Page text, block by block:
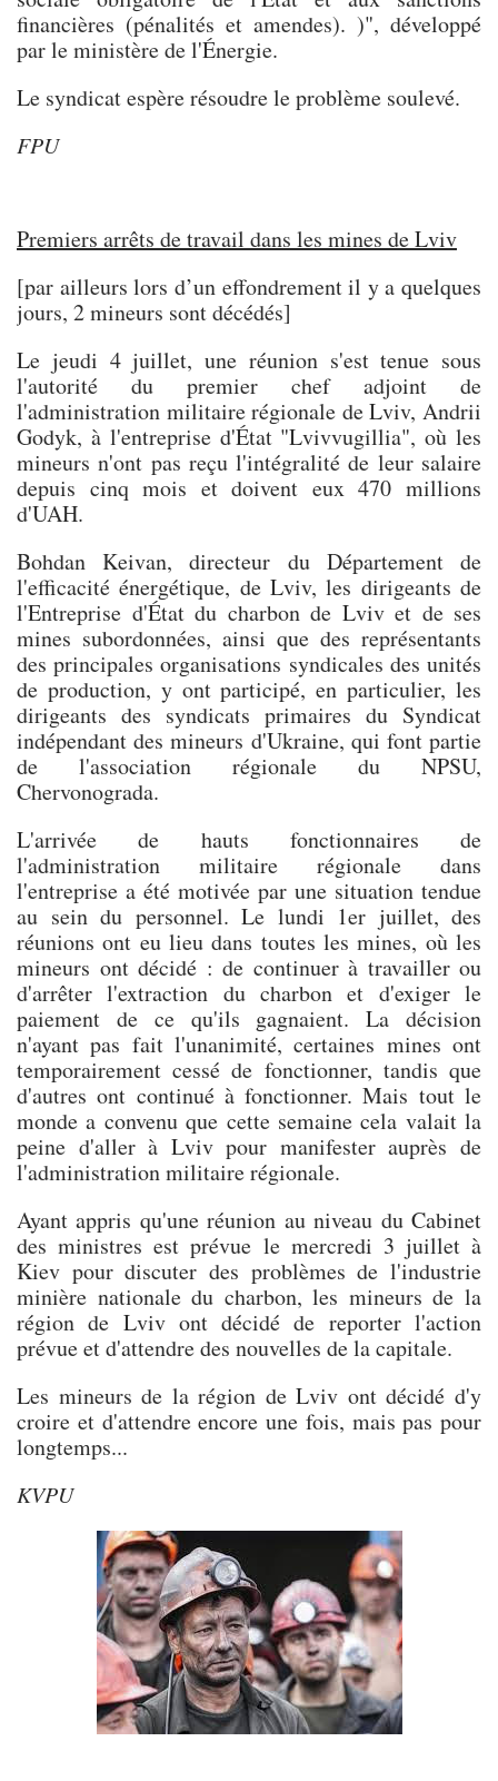
financières (pénalités et amendes). )", développé
par le ministère de l'Énergie.
Le syndicat espère résoudre le problème soulevé.
FPU
Premiers arrêts de travail dans les mines de Lviv
[par ailleurs lors d’un effondrement il y a quelques
jours, 2 mineurs sont décédés]
Le jeudi 4 juillet, une réunion s'est tenue sous
l'autorité du premier chef adjoint de
l'administration militaire régionale de Lviv, Andrii
Godyk, à l'entreprise d'État "Lvivvugillia", où les
mineurs n'ont pas reçu l'intégralité de leur salaire
depuis cinq mois et doivent eux 470 millions
d'UAH.
Bohdan Keivan, directeur du Département de
l'efficacité énergétique, de Lviv, les dirigeants de
l'Entreprise d'État du charbon de Lviv et de ses
mines subordonnées, ainsi que des représentants
des principales organisations syndicales des unités
de production, y ont participé, en particulier, les
dirigeants des syndicats primaires du Syndicat
indépendant des mineurs d'Ukraine, qui font partie
de l'association régionale du NPSU,
Chervonograda.
L'arrivée de hauts fonctionnaires de
l'administration militaire régionale dans
l'entreprise a été motivée par une situation tendue
au sein du personnel. Le lundi 1er juillet, des
réunions ont eu lieu dans toutes les mines, où les
mineurs ont décidé : de continuer à travailler ou
d'arrêter l'extraction du charbon et d'exiger le
paiement de ce qu'ils gagnaient. La décision
n'ayant pas fait l'unanimité, certaines mines ont
temporairement cessé de fonctionner, tandis que
d'autres ont continué à fonctionner. Mais tout le
monde a convenu que cette semaine cela valait la
peine d'aller à Lviv pour manifester auprès de
l'administration militaire régionale.
Ayant appris qu'une réunion au niveau du Cabinet
des ministres est prévue le mercredi 3 juillet à
Kiev pour discuter des problèmes de l'industrie
minière nationale du charbon, les mineurs de la
région de Lviv ont décidé de reporter l'action
prévue et d'attendre des nouvelles de la capitale.
Les mineurs de la région de Lviv ont décidé d'y
croire et d'attendre encore une fois, mais pas pour
longtemps...
KVPU